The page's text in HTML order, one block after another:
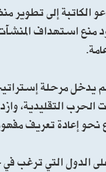
الكاتبة إلى تطوير
استهداف المنشآت
مرحلة
التقليدية،
نحو إعادة تعريف
الدول التي ترغب